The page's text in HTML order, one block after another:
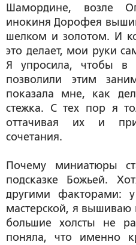
Шамордине, возле
инокиня Дорофея
шелком и золотом. И
это делает, мои руки
Я упросила, чтобы в
позволили этим
показала мне, как
стежка. С тех пор я
оттачивая их и
сочетания.
Почему миниатюры
подсказке Божьей.
другими факторами:
мастерской, я вышиваю
большие холсты не
поняла, что именно